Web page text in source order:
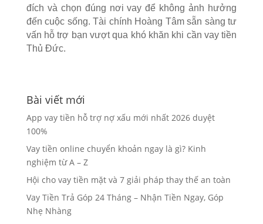
đích và chọn đúng nơi vay để không ảnh hưởng
đến cuộc sống. Tài chính Hoàng Tâm sẵn sàng tư
vấn hỗ trợ bạn vượt qua khó khăn khi cần vay tiền
Thủ Đức.
Bài viết mới
App vay tiền hỗ trợ nợ xấu mới nhất 2026 duyệt
100%
Vay tiền online chuyển khoản ngay là gì? Kinh
nghiệm từ A – Z
Hội cho vay tiền mặt và 7 giải pháp thay thế an toàn
Vay Tiền Trả Góp 24 Tháng – Nhận Tiền Ngay, Góp
Nhẹ Nhàng